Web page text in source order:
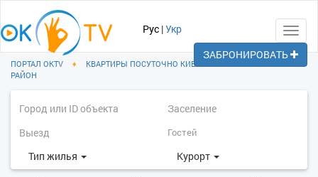
Рус |Укр
ПОРТАЛ OKTV ♦ КВАРТИРЫ ПОСУТОЧНО КИЕВ
РАЙОН
Тип жилья Курорт
ЗАБРОНИРОВАТЬ